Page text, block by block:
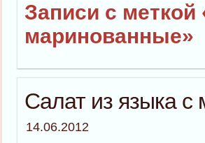
Записи с меткой
маринованные»
Салат из языка
14.06.2012